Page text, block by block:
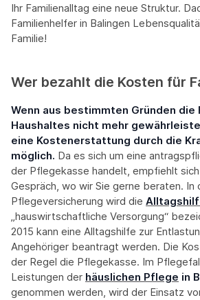
Ihr Familienalltag eine neue Struktur.
Familienhelfer in Balingen
Familie!
Wer bezahlt die Kosten für
Wenn aus bestimmten Gründen die
Haushaltes nicht mehr
eine Kostenerstattung durch die
möglich. Da es sich um eine
der Pflegekasse handelt, empfiehlt
Gespräch, wo wir Sie gerne beraten. In
Pflegeversicherung wird die
„hauswirtschaftliche Versorgung“
2015 kann eine Alltagshilfe zur
Angehöriger beantragt werden. Die
der Regel die Pflegekasse. Im
Leistungen der häuslichen Pflege in
genommen werden, wird der Einsatz